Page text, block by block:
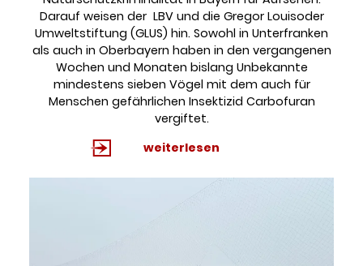
Darauf weisen der LBV und die Gregor Louisoder
Umweltstiftung (GLUS) hin. Sowohl in Unterfranken
als auch in Oberbayern haben in den vergangenen
Wochen und Monaten bislang Unbekannte
mindestens sieben Vögel mit dem auch für
Menschen gefährlichen Insektizid Carbofuran
vergiftet.
weiterlesen